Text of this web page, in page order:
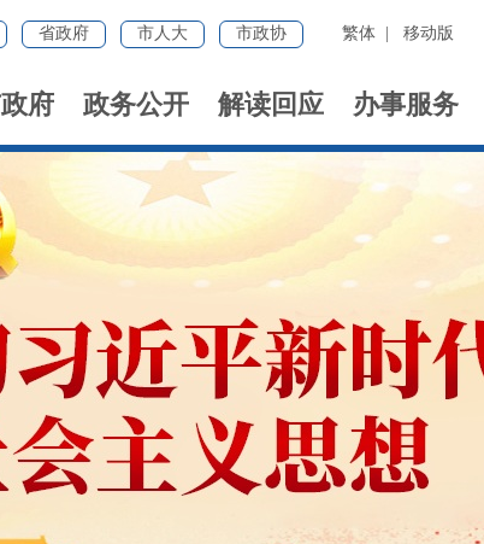
省政府 市人大 市政协 繁体 移动版
府 政务公开 解读回应 办事服务